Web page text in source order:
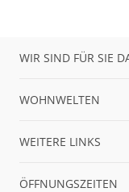
WIR SIND FÜR SIE
WOHNWELTEN
WEITERE LINKS
ÖFFNUNGSZEITEN